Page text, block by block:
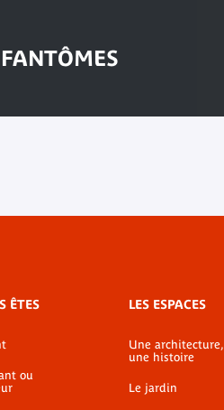
ÊTES
ou
LES ESPACES
Une architecture,
une histoire
Le jardin